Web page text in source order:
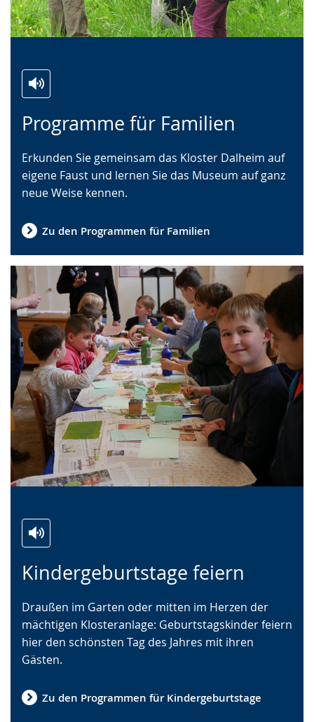
Programme für Familien
Leichten
wechseln.
Audio-
Video
Deutscher
Gebärdensprache
wird
Erkunden Sie gemeinsam das Kloster Dalheim auf
eigene Faust und lernen Sie das Museum auf ganz
neue Weise kennen.
Zu den Programmen für Familien
Kindergeburtstage feiern
Leichten
wechseln.
Audio-
Unterstützung.
Video
Deutscher
Gebärdensprache
wird
angezeigt.
Draußen im Garten oder mitten im Herzen der
mächtigen Klosteranlage: Geburtstagskinder feiern
hier den schönsten Tag des Jahres mit ihren
Gästen.
Zu den Programmen für Kindergeburtstage